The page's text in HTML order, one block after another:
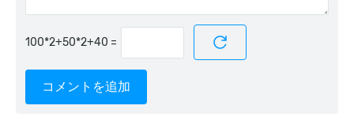
=
コメントを追加